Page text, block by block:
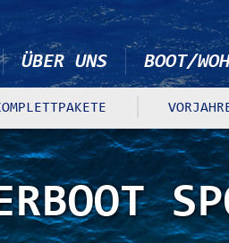
ÜBER UNS BOOT/